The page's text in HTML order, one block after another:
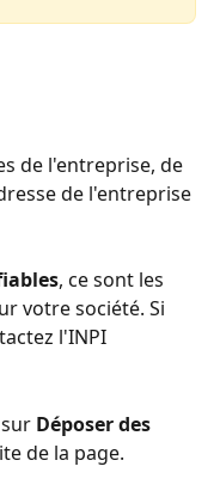
de l'entreprise, de
de l'entreprise
, ce sont les
votre société. Si
l'INPI
Déposer des
de la page.